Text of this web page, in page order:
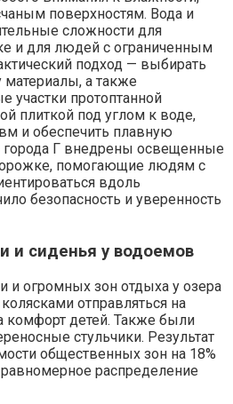
поверхностям. Вода и
сложности для
и для людей с ограниченным
подход — выбирать
материалы, а также
участки протоптанной
плиткой под углом к воде,
и обеспечить плавную
Г внедрены освещенные
помогающие людям с
вдоль
безопасность и уверенность
и сиденья у водоемов
и огромных зон отдыха у озера
отправляться на
комфорт детей. Также были
стульчики. Результат
общественных зон на 18%
распределение